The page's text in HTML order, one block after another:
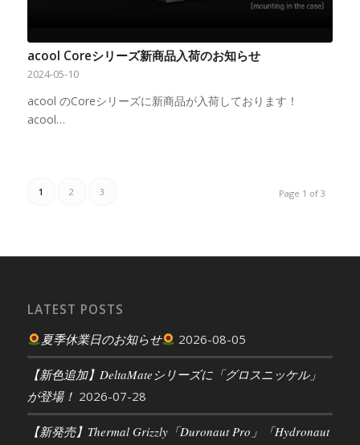
acool Coreシリーズ新商品入荷のお知らせ
2024-05-10
acool のCoreシリーズに新商品が入荷しております！
acool…
Page 1 of 3
1 2 3
LATEST POSTS
夏季休業日のお知らせ 2026-08-05
【新色追加】DeltaMateシリーズに「グロスニッケル」
が登場！ 2026-07-28
【新発売】Thermal Grizzly「Duronaut Pro」「Hydronaut